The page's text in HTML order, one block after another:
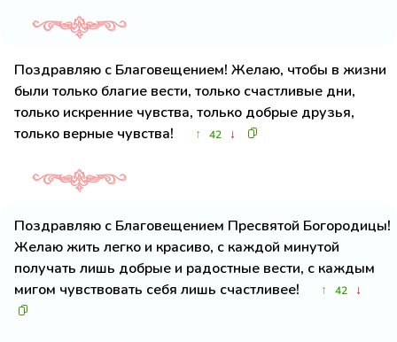
Поздравляю с Благовещением! Желаю, чтобы в жизни
были только благие вести, только счастливые дни,
только искренние чувства, только добрые друзья,
только верные чувства!
↑ 42 ↓
Поздравляю с Благовещением Пресвятой Богородицы!
Желаю жить легко и красиво, с каждой минутой
получать лишь добрые и радостные вести, с каждым
мигом чувствовать себя лишь счастливее!
↑ 42 ↓